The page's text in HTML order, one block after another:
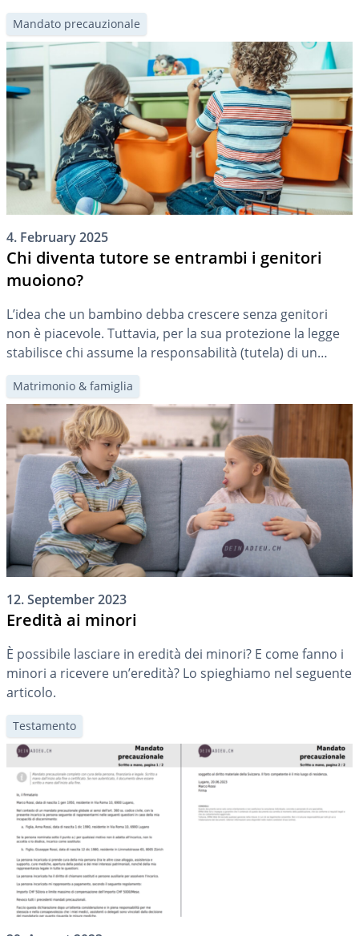
guida passo dopo passo con un esempio concreto
illustra come funziona l’entrata in vigore.
Mandato precauzionale
4. February 2025
Chi diventa tutore se entrambi i genitori
muoiono?
L’idea che un bambino debba crescere senza genitori
non è piacevole. Tuttavia, per la sua protezione la legge
stabilisce chi assume la responsabilità (tutela) di un
orfano. In una certa misura è anche possibile adottare
misure preventive individuali. Per i genitori è sempre
consigliabile riflettere su queste possibilità.
Matrimonio & famiglia
12. September 2023
Eredità ai minori
È possibile lasciare in eredità dei minori? E come fanno i
minori a ricevere un’eredità? Lo spieghiamo nel seguente
articolo.
Testamento